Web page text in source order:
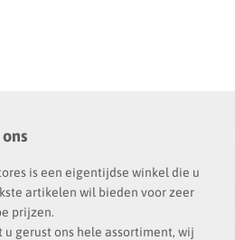
is een eigentijdse winkel die u
artikelen wil bieden voor zeer
prijzen.
u gerust ons hele assortiment, wij